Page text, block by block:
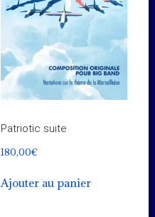
Patriotic suite
180,00€
Ajouter au panier